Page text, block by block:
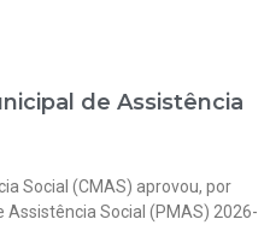
de Assistência
Social (CMAS) aprovou, por
Assistência Social (PMAS) 2026-